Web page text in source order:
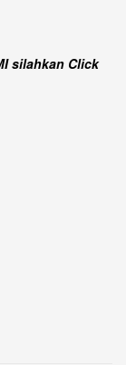
silahkan Click